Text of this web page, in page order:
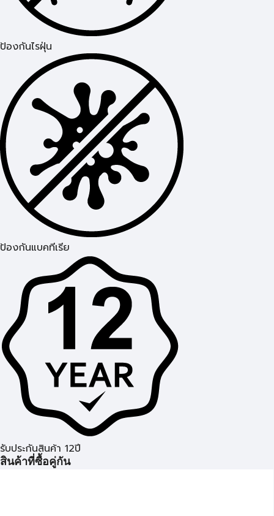
ป้องกันไรฝุ่น
ป้องกันแบคทีเรีย
รับประกันสินค้า 12ปี
สินค้าที่ซื้อคู่กัน